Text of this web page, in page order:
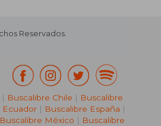
Reservados.
| Buscalibre Chile | Buscalibre
Ecuador | Buscalibre España |
Buscalibre México | Buscalibre